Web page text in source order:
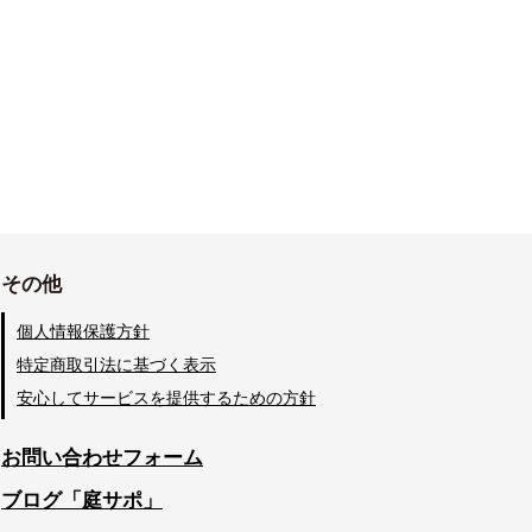
その他
個人情報保護方針
特定商取引法に基づく表示
安心してサービスを提供するための方針
お問い合わせフォーム
ブログ「庭サポ」